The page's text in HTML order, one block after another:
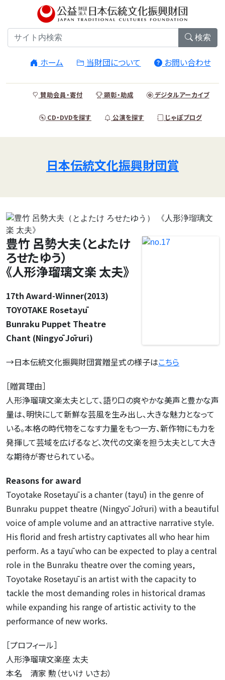
検索
ホーム 当財団について お問い合わせ
賛助会員・寄付 顕彰・助成 デジタルアーカイブ
CD・DVDを探す 公演を探す じゃぽブログ
日本伝統文化振興財団賞
豊竹 呂勢大夫（とよたけ
ろせたゆう）
《人形浄瑠璃文楽 太夫》
17th Award-Winner(2013)
TOYOTAKE Rosetayū
Bunraku Puppet Theatre
Chant (Ningyō Jōruri)
→日本伝統文化振興財団賞贈呈式の様子はこちら
［贈賞理由］
人形浄瑠璃文楽太夫として、語り口の爽やかな美声と豊かな声
量は、明快にして新鮮な芸風を生み出し、大きな魅力となって
いる。本格の時代物をこなす力量をもつ一方、新作物にも力を
発揮して芸域を広げるなど、次代の文楽を担う太夫として大き
な期待が寄せられている。
Reasons for award
Toyotake Rosetayū is a chanter (tayū) in the genre of
Bunraku puppet theatre (Ningyō Jōruri) with a beautiful
voice of ample volume and an attractive narrative style.
His florid and fresh artistry captivates all who hear him
perform. As a tayū who can be expected to play a central
role in the Bunraku theatre over the coming years,
Toyotake Rosetayū is an artist with the capacity to
tackle the most demanding roles in historical dramas
while expanding his range of artistic activity to the
performance of new works.
［プロフィール］
人形浄瑠璃文楽座 太夫
本名 清家 勲（せいけ いさお）